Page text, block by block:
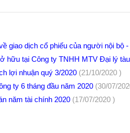
giao dịch cổ phiếu của người nội bộ
hữu tại Công ty TNHH MTV Đại lý
lợi nhuận quý 3/2020 (21/10/2020 )
ty 6 tháng đầu năm 2020 (30/07/
năm tài chính 2020 (17/07/2020 )